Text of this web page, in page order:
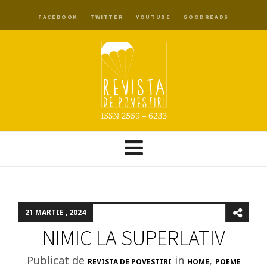
FACEBOOK TWITTER YOUTUBE GOODREADS
21 MARTIE , 2024
NIMIC LA SUPERLATIV
Publicat de REVISTA DE POVESTIRI in HOME, POEME